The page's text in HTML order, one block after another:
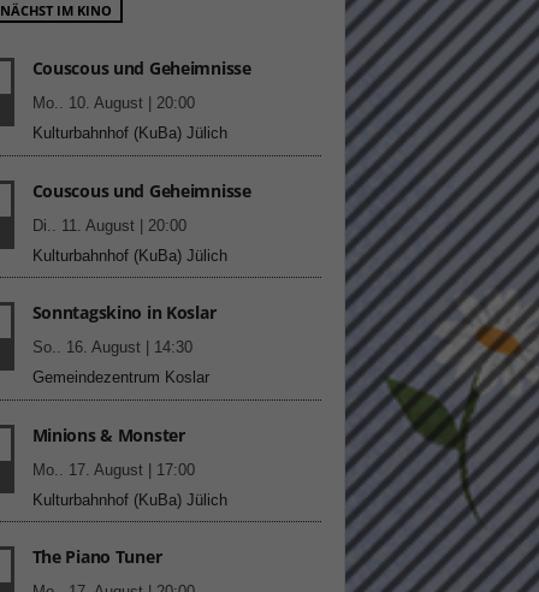
IM KINO
Couscous und Geheimnisse
Mo.. 10. August | 20:00
Kulturbahnhof (KuBa) Jülich
Couscous und Geheimnisse
Di.. 11. August | 20:00
Kulturbahnhof (KuBa) Jülich
Sonntagskino in Koslar
So.. 16. August | 14:30
Gemeindezentrum Koslar
Minions & Monster
Mo.. 17. August | 17:00
Kulturbahnhof (KuBa) Jülich
The Piano Tuner
Statistiken
Marketing
Externe Medien